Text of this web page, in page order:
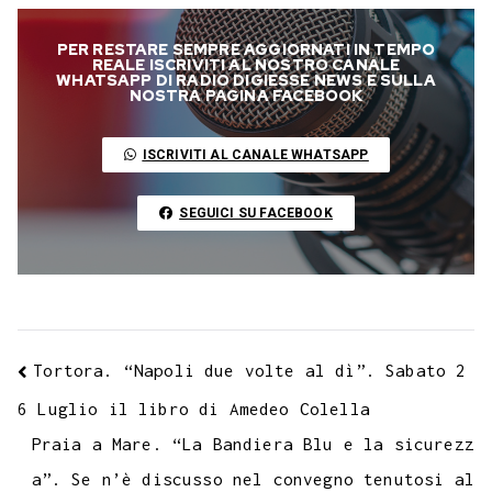
e
b
t
t
r
t
s
A
p
p
e
g
r
a
m
s
a
g
e
t
e
r
e
s
t
k
e
d
I
n
k
e
t
b
l
r
i
l
p
y
k
PER RESTARE SEMPRE AGGIORNATI IN TEMPO
REALE ISCRIVITI AL NOSTRO CANALE
WHATSAPP DI RADIO DIGIESSE NEWS E SULLA
NOSTRA PAGINA FACEBOOK
ISCRIVITI AL CANALE WHATSAPP
SEGUICI SU FACEBOOK
Tortora. “Napoli due volte al dì”. Sabato 2
6 Luglio il libro di Amedeo Colella
Praia a Mare. “La Bandiera Blu e la sicurezz
a”. Se n’è discusso nel convegno tenutosi al